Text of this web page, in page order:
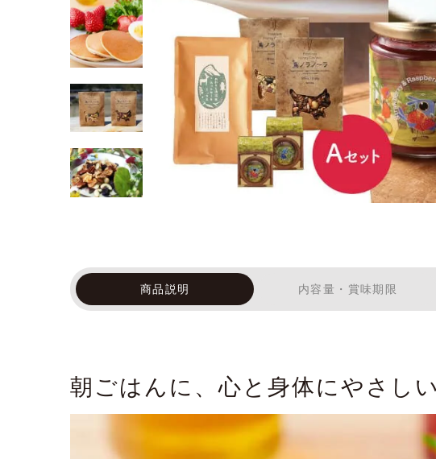
商品説明 内容量・賞味期限
朝ごはんに、心と身体にやさし